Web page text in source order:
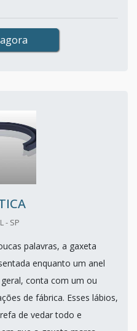
- SP
palavras, a gaxeta
enquanto um anel
conta com um ou
de fábrica. Esses lábios,
de vedar todo e